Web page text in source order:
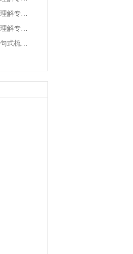
2026年12月大学英语六级阅读理解专项习题(2)
2026年12月大学英语六级阅读理解专项习题(3)
2026年11月英语六级口语高频句式梳理(7)